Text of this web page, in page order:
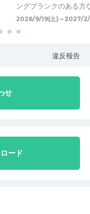
ングブランクのある
2026/9/19(土)～2027/
違反報告
せ
ード